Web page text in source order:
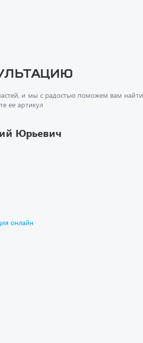
и мы с радостью поможем вам найти
ее артикул
Юрьевич
онлайн